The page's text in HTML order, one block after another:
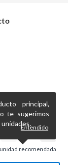
unidad recomendada
principal,
te sugerimos
Entendido